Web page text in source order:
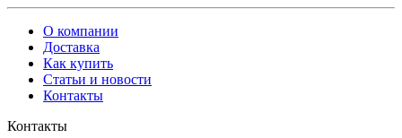
О компании
Доставка
Как купить
Статьи и новости
Контакты
Контакты